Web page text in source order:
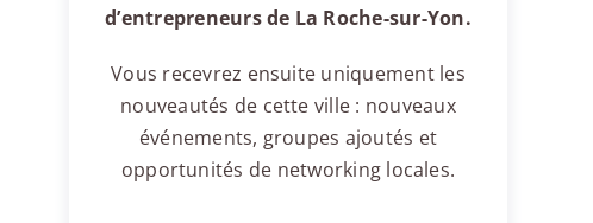
d’entrepreneurs de La Roche-sur-Yon.
Vous recevrez ensuite uniquement les
nouveautés de cette ville : nouveaux
événements, groupes ajoutés et
opportunités de networking locales.